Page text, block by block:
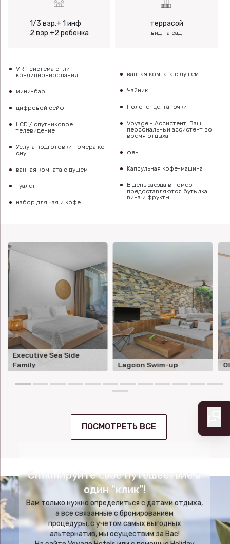
1/3 взр.+ 1 инф
2 взр +2 ребенка
террасой
вид на сад
VRF система сплит-
кондиционирования
мини-бар
цифровой сейф
LCD / спутниковое
телевидение
Услуга подготовки номера ко
сну
ванная комната с душем
туалет
набор для чая и кофе
ванная комната с душем
Чайник
Полотенце, тапочки
Voyage - Ассистент; Ваш
персональный ассистент во
время отдыха
фен
Kапсульная кофе-машина
В день заезда в номер
предоставляются бутылка
вина и фрукты.
Executive Sea Side
Family
Lagoon Swim-up
ПОСМОТРЕТЬ ВСЕ
Спланируйте свое путешествие в
один "клик"!
Вам только нужно определиться с датами отдыха,
а все связанные с бронированием
процедуры, с учетом самых выгодных
альтернатив, мы осуществим за Вас!